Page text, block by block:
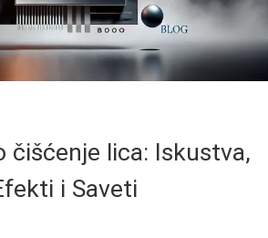
čišćenje lica: Iskustva,
i Saveti